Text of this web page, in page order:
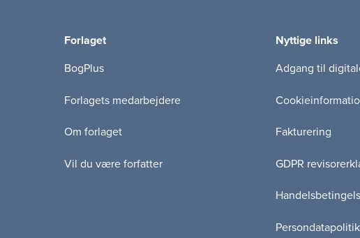
Forlaget
BogPlus
Forlagets medarbejdere
Om forlaget
Vil du være forfatter
Nyttige links
Adgang til
Fakturering
GDPR
Persondatapolitik